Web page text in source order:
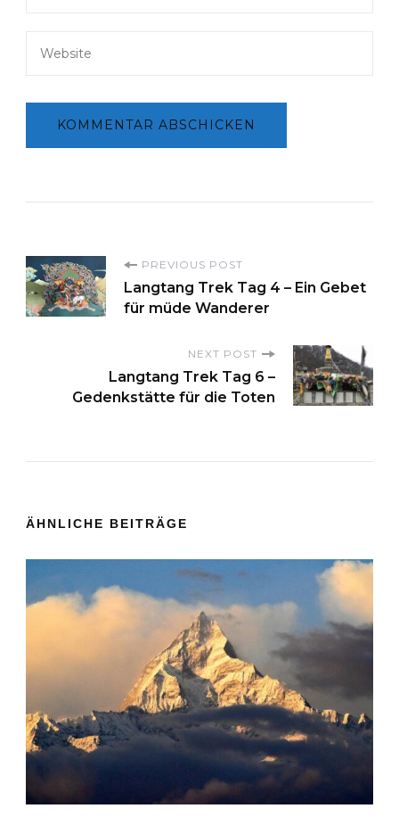
P
o
N
v
i
a
t
i
o
PREVIOUS POST
Langtang Trek Tag 4 – Ein Gebet
für müde Wanderer
NEXT POST
Langtang Trek Tag 6 –
Gedenkstätte für die Toten
ÄHNLICHE BEITRÄGE